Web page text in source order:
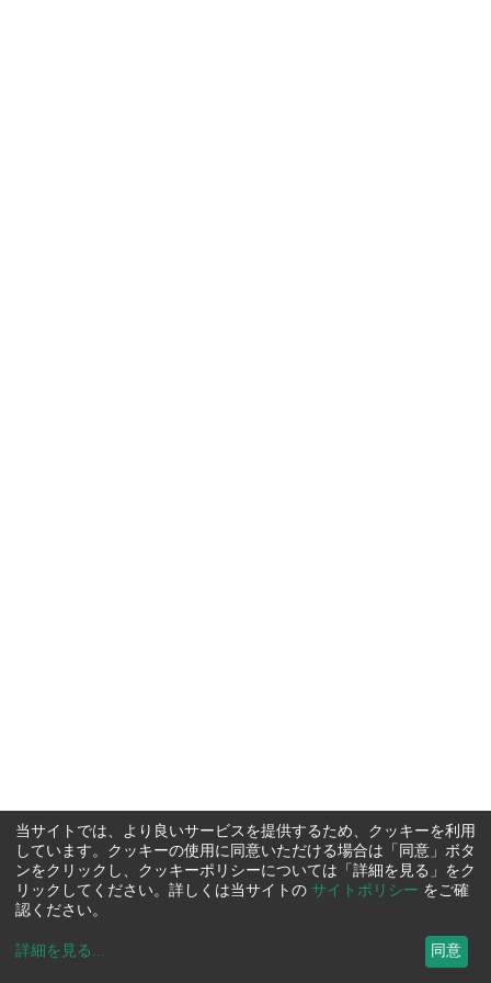
当サイトでは、より良いサービスを提供するため、クッキーを利用
しています。クッキーの使用に同意いただける場合は「同意」ボタ
ンをクリックし、クッキーポリシーについては「詳細を見る」をク
リックしてください。詳しくは当サイトの サイトポリシー をご確
認ください。
詳細を見る ... 同意